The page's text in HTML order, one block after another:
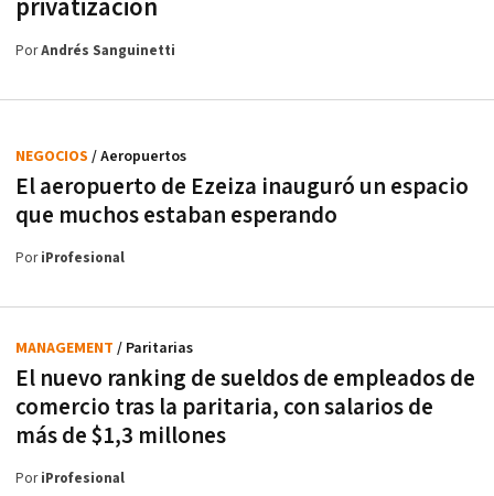
privatización
PorAndrés Sanguinetti
El aeropuerto de Ezeiza inauguró un espacio
que muchos estaban esperando
NEGOCIOS / Aeropuertos
PoriProfesional
El nuevo ranking de sueldos de empleados de
comercio tras la paritaria, con salarios de
más de $1,3 millones
MANAGEMENT / Paritarias
PoriProfesional